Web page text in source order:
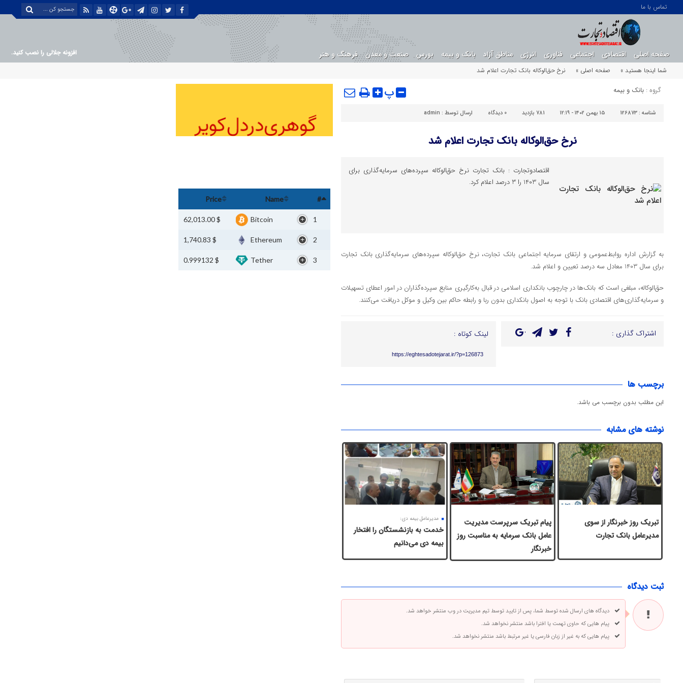
تماس با ما
صفحه اصلی اقتصادی اجتماعی فناوری انرژی مناطق آزاد بانک و بیمه بورس صنعت و معدن فرهنگ و هنر
افزونه جلالی را نصب کنید.
شما اینجا هستید »
صفحه اصلی » نرخ حق‌الوکاله بانک تجارت اعلام شد
گروه : بانک و بیمه پ
شناسه : 126873 ۱۵ بهمن ۱۴۰۲ - ۱۲:۱۹ 781 بازدید 0 دیدگاه ارسال توسط : admin
نرخ حق‌الوکاله بانک تجارت اعلام شد
اقتصادوتجارت : بانک تجارت نرخ حق‌الوکاله سپرده‌های سرمایه‌گذاری برای
سال 1403 را 3 درصد اعلام کرد.
به گزارش اداره روابط‌عمومی و ارتقای سرمایه اجتماعی بانک تجارت، نرخ حق‌الوکاله سپرده‌های سرمایه‌گذاری بانک تجارت
برای سال 1403 معادل سه درصد تعیین و اعلام شد.
حق‌الوکاله، مبلغی است که بانک‌ها در چارچوب بانکداری اسلامی در قبال به‌کارگیری منابع سپرده‌گذاران در امور اعطای تسهیلات
و سرمایه‌گذاری‌های اقتصادی بانک با توجه به اصول بانکداری بدون ربا و رابطه حاکم بین وکیل و موکل دریافت می‌کنند.
اشتراک گذاری : لینک کوتاه :
https://eghtesadotejarat.ir/?p=126873
برچسب ها
این مطلب بدون برچسب می باشد.
نوشته های مشابه
تبریک روز خبرنگار از سوی
مدیرعامل بانک تجارت
پیام تبریک سرپرست مدیریت
عامل بانک سرمایه به مناسبت روز
خبرنگار
مدیرعامل بیمه دی:
خدمت به بازنشستگان‌ را افتخار
بیمه دی می‌دانیم
ثبت دیدگاه
دیدگاه های ارسال شده توسط شما، پس از تایید توسط تیم مدیریت در وب منتشر خواهد شد.
پیام هایی که حاوی تهمت یا افترا باشد منتشر نخواهد شد.
پیام هایی که به غیر از زبان فارسی یا غیر مرتبط باشد منتشر نخواهد شد.
#
Name
Price
1
Bitcoin
$ 62,013.00
2
Ethereum
$ 1,740.83
3
Tether
$ 0.999132